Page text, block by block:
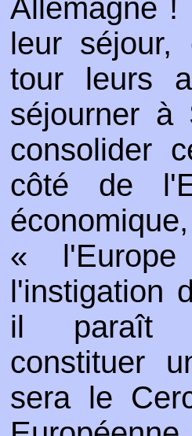
Allemagne !
leur
tour leurs
séjourner à
consolider
côté de
«
l'instigation
il paraît
constituer
sera le